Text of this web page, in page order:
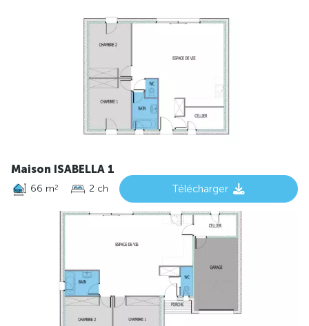
Maison ISABELLA 1
66 m2 2 ch Télécharger